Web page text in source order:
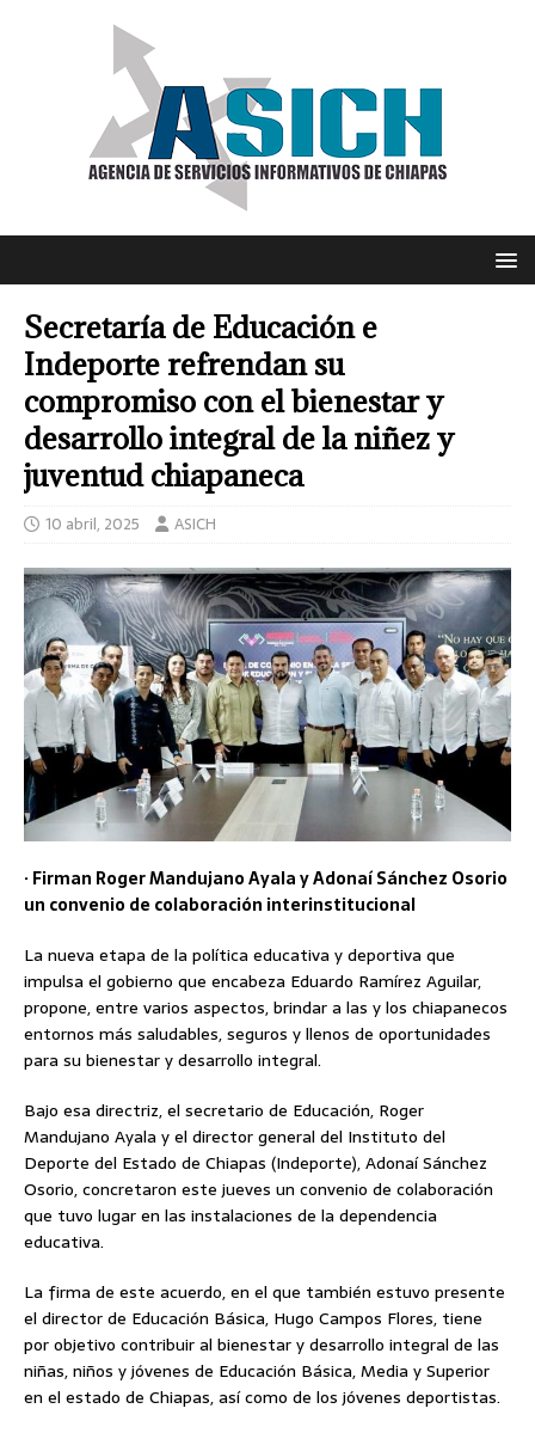
Secretaría de Educación e
Indeporte refrendan su
compromiso con el bienestar y
desarrollo integral de la niñez y
juventud chiapaneca
10 abril, 2025 ASICH
· Firman Roger Mandujano Ayala y Adonaí Sánchez Osorio
un convenio de colaboración interinstitucional
La nueva etapa de la política educativa y deportiva que
impulsa el gobierno que encabeza Eduardo Ramírez Aguilar,
propone, entre varios aspectos, brindar a las y los chiapanecos
entornos más saludables, seguros y llenos de oportunidades
para su bienestar y desarrollo integral.
Bajo esa directriz, el secretario de Educación, Roger
Mandujano Ayala y el director general del Instituto del
Deporte del Estado de Chiapas (Indeporte), Adonaí Sánchez
Osorio, concretaron este jueves un convenio de colaboración
que tuvo lugar en las instalaciones de la dependencia
educativa.
La firma de este acuerdo, en el que también estuvo presente
el director de Educación Básica, Hugo Campos Flores, tiene
por objetivo contribuir al bienestar y desarrollo integral de las
niñas, niños y jóvenes de Educación Básica, Media y Superior
en el estado de Chiapas, así como de los jóvenes deportistas.